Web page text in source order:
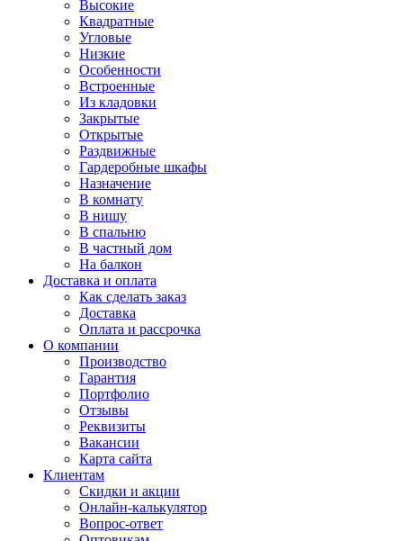
Высокие
Квадратные
Угловые
Низкие
Особенности
Встроенные
Из кладовки
Закрытые
Открытые
Раздвижные
Гардеробные шкафы
Назначение
В комнату
В нишу
В спальню
В частный дом
На балкон
Доставка и оплата
Как сделать заказ
Доставка
Оплата и рассрочка
О компании
Производство
Гарантия
Портфолио
Отзывы
Реквизиты
Вакансии
Карта сайта
Клиентам
Скидки и акции
Онлайн-калькулятор
Вопрос-ответ